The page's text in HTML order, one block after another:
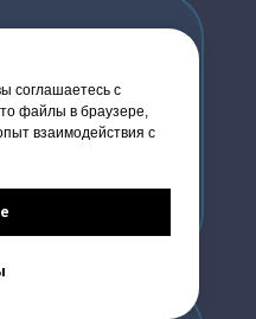
уровнем
и внешних
соглашаетесь с
файлы в браузере,
взаимодействия с